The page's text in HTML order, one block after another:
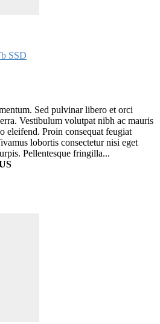
SSD
Sed pulvinar libero et orci
Vestibulum volutpat nibh ac mauris
eleifend. Proin consequat feugiat
lobortis consectetur nisi eget
Pellentesque fringilla...